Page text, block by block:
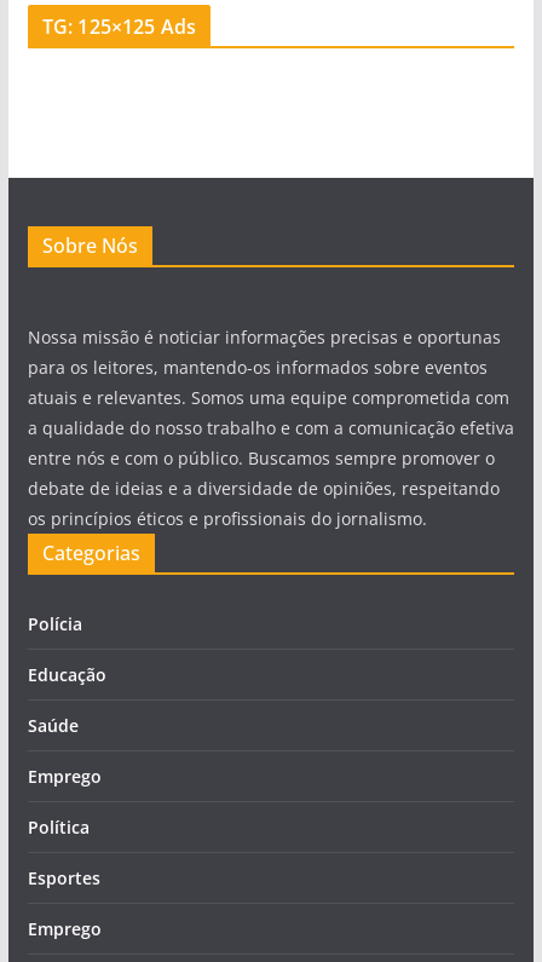
TG: 125×125 Ads
Sobre Nós
Nossa missão é noticiar informações precisas e oportunas
para os leitores, mantendo-os informados sobre eventos
atuais e relevantes. Somos uma equipe comprometida com
a qualidade do nosso trabalho e com a comunicação efetiva
entre nós e com o público. Buscamos sempre promover o
debate de ideias e a diversidade de opiniões, respeitando
os princípios éticos e profissionais do jornalismo.
Categorias
Polícia
Educação
Saúde
Emprego
Política
Esportes
Emprego